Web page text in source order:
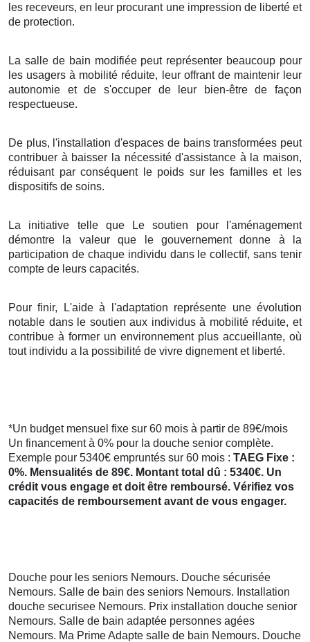
les receveurs, en leur procurant une impression de liberté et
de protection.
La salle de bain modifiée peut représenter beaucoup pour
les usagers à mobilité réduite, leur offrant de maintenir leur
autonomie et de s'occuper de leur bien-être de façon
respectueuse.
De plus, l'installation d'espaces de bains transformées peut
contribuer à baisser la nécessité d'assistance à la maison,
réduisant par conséquent le poids sur les familles et les
dispositifs de soins.
La initiative telle que Le soutien pour l'aménagement
démontre la valeur que le gouvernement donne à la
participation de chaque individu dans le collectif, sans tenir
compte de leurs capacités.
Pour finir, L'aide à l'adaptation représente une évolution
notable dans le soutien aux individus à mobilité réduite, et
contribue à former un environnement plus accueillante, où
tout individu a la possibilité de vivre dignement et liberté.
*Un budget mensuel fixe sur 60 mois à partir de 89€/mois
Un financement à 0% pour la douche senior complète.
Exemple pour 5340€ empruntés sur 60 mois : TAEG Fixe :
0%. Mensualités de 89€. Montant total dû : 5340€. Un
crédit vous engage et doit être remboursé. Vérifiez vos
capacités de remboursement avant de vous engager.
Douche pour les seniors Nemours. Douche sécurisée
Nemours. Salle de bain des seniors Nemours. Installation
douche securisee Nemours. Prix installation douche senior
Nemours. Salle de bain adaptée personnes agées
Nemours. Ma Prime Adapte salle de bain Nemours. Douche